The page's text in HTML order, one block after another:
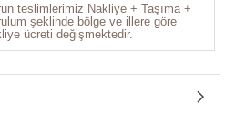
teslimlerimiz Nakliye + Taşıma +
şeklinde bölge ve illere göre
ücreti değişmektedir.